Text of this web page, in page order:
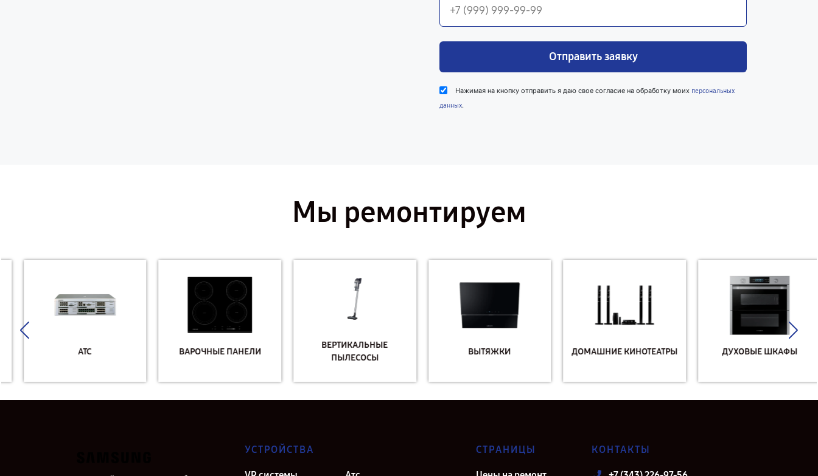
Отправить заявку
Нажимая на кнопку отправить я даю свое согласие на обработку моих персональных
данных.
Мы ремонтируем
АТС ВАРОЧНЫЕ ПАНЕЛИ
ВЕРТИКАЛЬНЫЕ
ПЫЛЕСОСЫ
ВЫТЯЖКИ ДОМАШНИЕ КИНОТЕАТРЫ ДУХОВЫЕ ШКАФЫ
УСТРОЙСТВА СТРАНИЦЫ КОНТАКТЫ